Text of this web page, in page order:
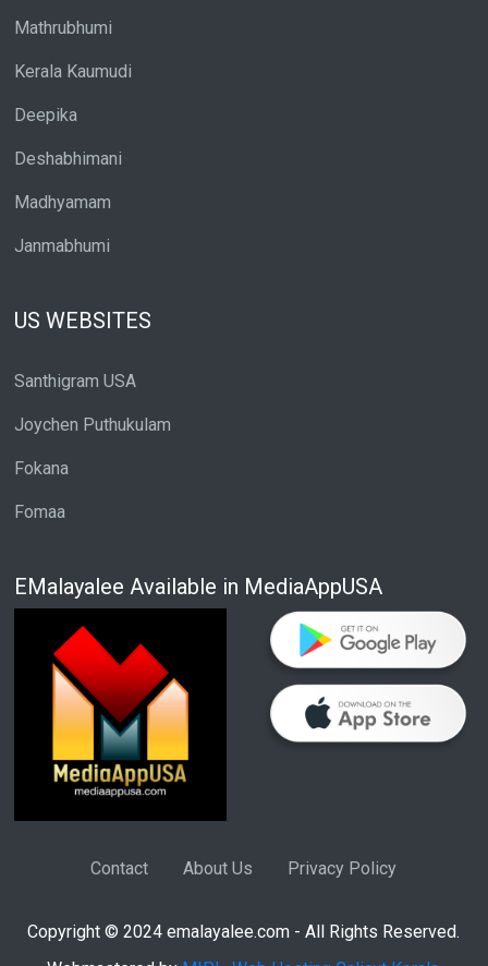
Mathrubhumi
Kerala Kaumudi
Deepika
Deshabhimani
Madhyamam
Janmabhumi
US WEBSITES
Santhigram USA
Joychen Puthukulam
Fokana
Fomaa
EMalayalee Available in MediaAppUSA
Contact About Us Privacy Policy
Copyright © 2024 emalayalee.com - All Rights Reserved.